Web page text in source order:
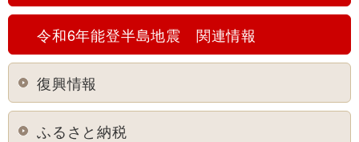
令和6年能登半島地震 関連情報
復興情報
ふるさと納税